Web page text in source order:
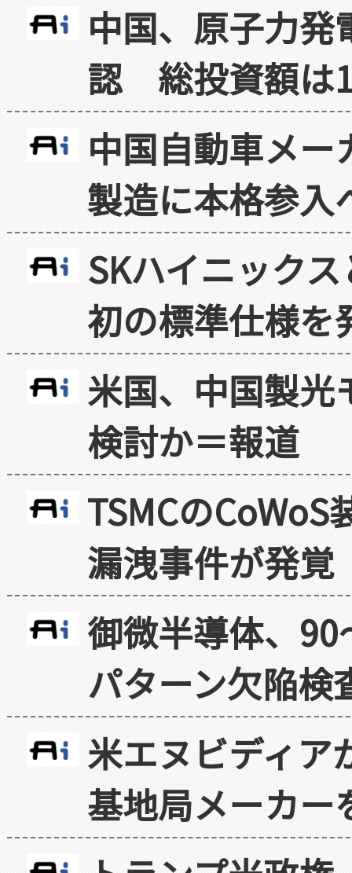
中国、原子力
認 総投資額は
中国自動車メ
製造に本格参入
SKハイニック
初の標準仕様を
米国、中国製光
検討か＝報道
TSMCの
漏洩事件が発覚
御微半導体、
パターン欠陥検
米エヌビディア
基地局メーカー